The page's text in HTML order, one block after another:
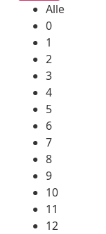
Alle
0
1
2
3
4
5
6
7
8
9
10
11
12